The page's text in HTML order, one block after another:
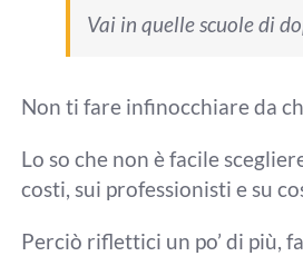
Vai inquelle scuole di
Non ti fare infinocchiare da
Lo so che non è facile
costi, sui professionisti e su
Perciò riflettici un po’ di più,